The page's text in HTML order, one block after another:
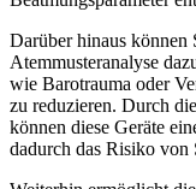
Darüber hinaus können
Atemmusteranalyse
wie Barotrauma oder
zu reduzieren. Durch
können diese Geräte
dadurch das Risiko von